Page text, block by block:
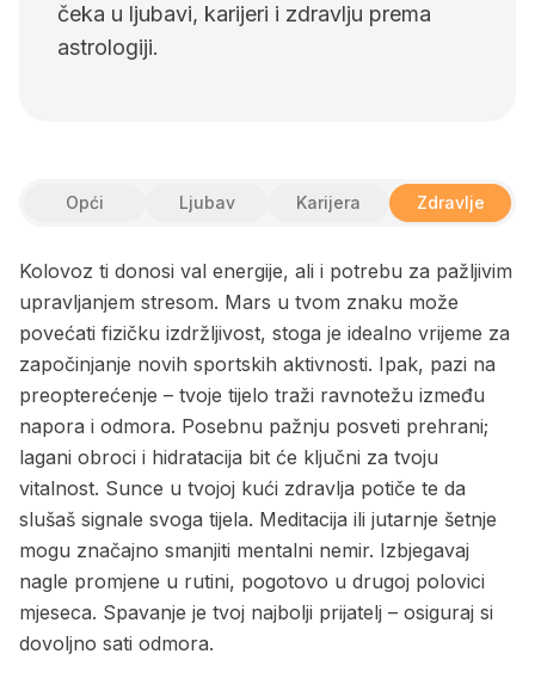
čeka u ljubavi, karijeri i zdravlju prema
astrologiji.
Opći Ljubav Karijera Zdravlje
Kolovoz ti donosi val energije, ali i potrebu za pažljivim
upravljanjem stresom. Mars u tvom znaku može
povećati fizičku izdržljivost, stoga je idealno vrijeme za
započinjanje novih sportskih aktivnosti. Ipak, pazi na
preopterećenje – tvoje tijelo traži ravnotežu između
napora i odmora. Posebnu pažnju posveti prehrani;
lagani obroci i hidratacija bit će ključni za tvoju
vitalnost. Sunce u tvojoj kući zdravlja potiče te da
slušaš signale svoga tijela. Meditacija ili jutarnje šetnje
mogu značajno smanjiti mentalni nemir. Izbjegavaj
naglе promjene u rutini, pogotovo u drugoj polovici
mjeseca. Spavanje je tvoj najbolji prijatelj – osiguraj si
dovoljno sati odmora.